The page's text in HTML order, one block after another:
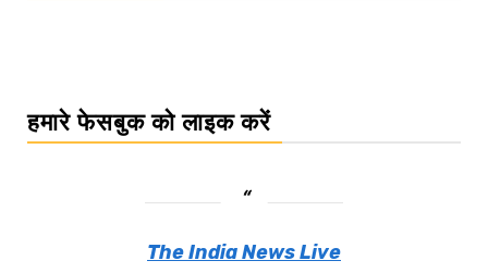
हमारे फेसबुक को लाइक करें
The India News Live